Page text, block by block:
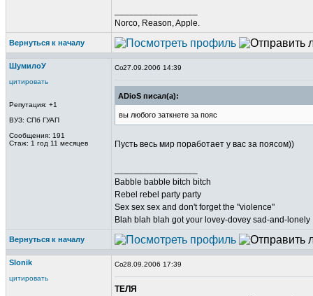
Norco, Reason, Apple.
Вернуться к началу
ШумилоУ
цитировать
Репутация: +1
ВУЗ: СПб ГУАП
Сообщения: 191
Стаж: 1 год 11 месяцев
27.09.2006 14:39
ADioS писал(а):
вы любого заткнете за пояс
Пусть весь мир поработает у вас за поясом))
Babble babble bitch bitch
Rebel rebel party party
Sex sex sex and don't forget the "violence"
Blah blah blah got your lovey-dovey sad-and-lonely
Вернуться к началу
Slonik
цитировать
28.09.2006 17:39
ТЕЛЯ